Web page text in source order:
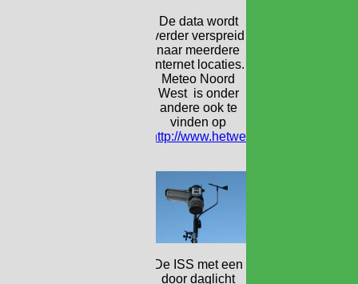
De data wordt
verder verspreid
naar meerdere
internet locaties.
Meteo Noord
West is onder
andere ook te
vinden op
http://www.hetweeractueel.nl/
De ISS met een
door daglicht